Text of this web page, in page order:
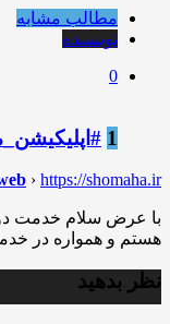
مطالب مشابه
نویسنده
0
1
› https://shomaha.ir/
با عرض سلام خدمت
هستم و همواره در
نظر بدهید